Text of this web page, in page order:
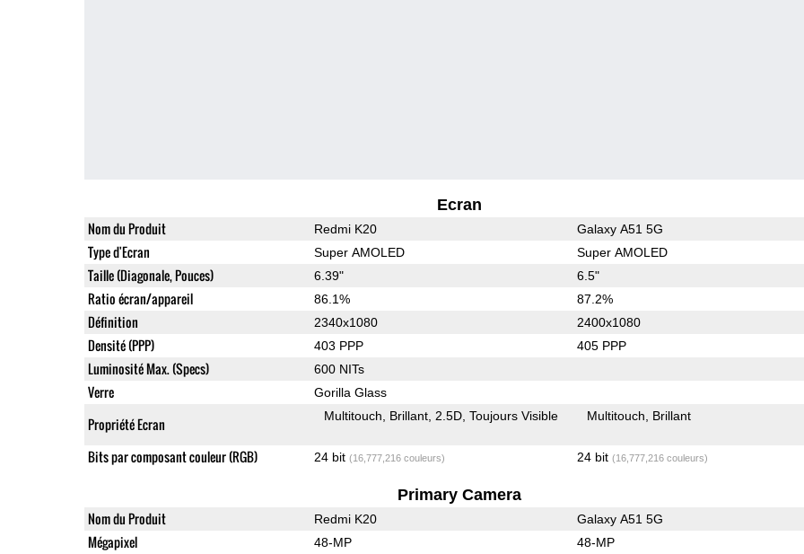
Ecran
Nom du Produit Redmi K20 Galaxy A51 5G
Type d'Ecran Super AMOLED Super AMOLED
Taille (Diagonale, Pouces) 6.39" 6.5"
Ratio écran/appareil 86.1% 87.2%
Définition 2340x1080 2400x1080
Densité (PPP) 403 PPP 405 PPP
Luminosité Max. (Specs) 600 NITs
Verre Gorilla Glass
Propriété Ecran Multitouch Brillant 2.5D Toujours Visible Multitouch Brillant
Bits par composant couleur (RGB) 24 bit (16,777,216 couleurs) 24 bit (16,777,216 couleurs)
Primary Camera
Nom du Produit Redmi K20 Galaxy A51 5G
Mégapixel 48-MP 48-MP